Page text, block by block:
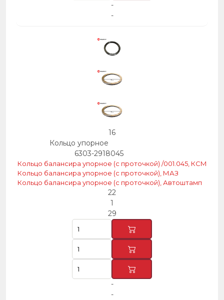
-
-
16
Кольцо упорное
6303-2918045
Кольцо балансира упорное (с проточкой) /001.045, КСМ
Кольцо балансира упорное (с проточкой), МАЗ
Кольцо балансира упорное (с проточкой), Автоштамп
22
1
29
-
-